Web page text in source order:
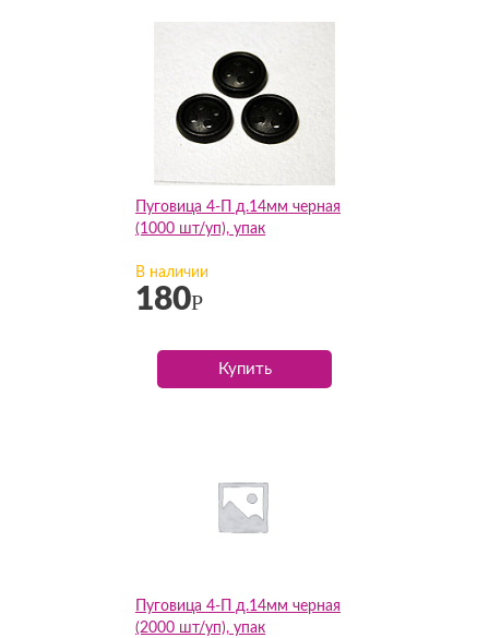
Пуговица 4-П д.14мм черная
(1000 шт/уп), упак
В наличии
180Р
Купить
Пуговица 4-П д.14мм черная
(2000 шт/уп), упак